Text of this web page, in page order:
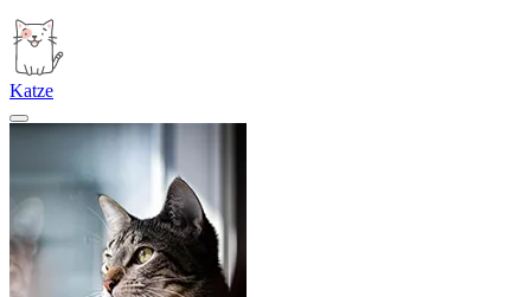
Katze